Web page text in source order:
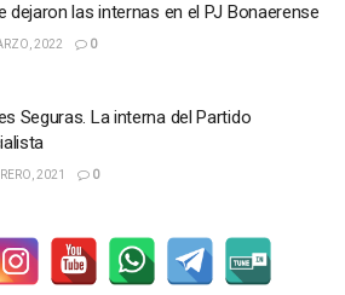
dejaron las internas en el PJ Bonaerense
2022 0
Seguras. La interna del Partido
2021 0